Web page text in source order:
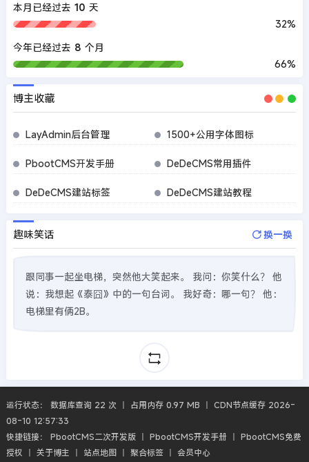
本月已经过去 10 天
32%
今年已经过去 8 个月
66%
博主收藏
LayAdmin后台管理 1500+公用字体图标
PbootCMS开发手册 DeDeCMS常用插件
DeDeCMS建站标签 DeDeCMS建站教程
趣味笑话 换一换
跟同事一起坐电梯，突然他大笑起来。 我问：你笑什么？ 他
说：我想起《泰囧》中的一句台词。 我好奇：哪一句？ 他：
电梯里有俩2B。
运行状态： 数据库查询 22 次 丨 占用内存 0.97 MB 丨 CDN节点缓存 2026-
08-10 12:57:33
快捷链接： PbootCMS二次开发版丨 PbootCMS开发手册 丨 PbootCMS免费
授权 丨 关于博主 丨 站点地图丨 聚合标签丨 会员中心